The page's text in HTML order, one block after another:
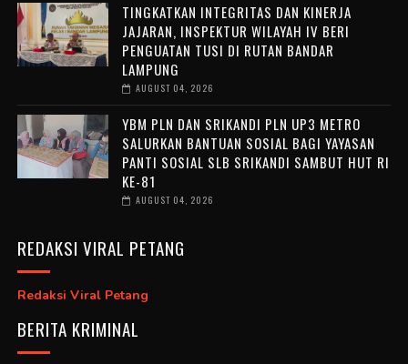
TINGKATKAN INTEGRITAS DAN KINERJA
JAJARAN, INSPEKTUR WILAYAH IV BERI
PENGUATAN TUSI DI RUTAN BANDAR
LAMPUNG
AUGUST 04, 2026
YBM PLN DAN SRIKANDI PLN UP3 METRO
SALURKAN BANTUAN SOSIAL BAGI YAYASAN
PANTI SOSIAL SLB SRIKANDI SAMBUT HUT RI
KE-81
AUGUST 04, 2026
REDAKSI VIRAL PETANG
Redaksi Viral Petang
BERITA KRIMINAL